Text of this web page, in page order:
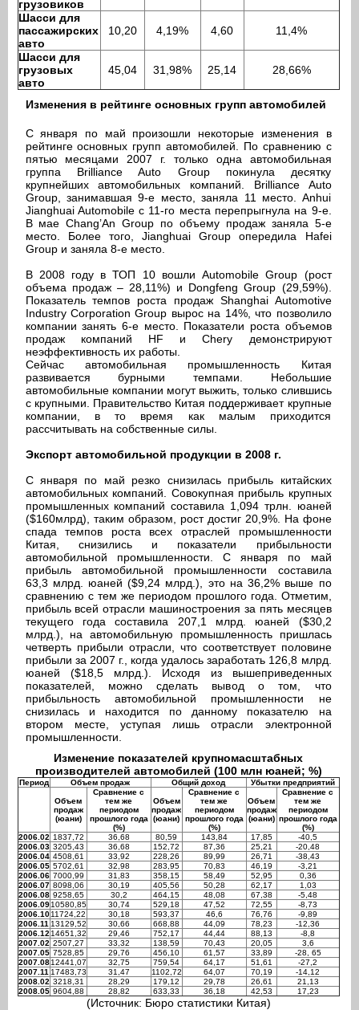
грузовиков
Шасси для
пассажирских
авто
10,20 4,19% 4,60 11,4%
Шасси для
грузовых
авто
45,04 31,98% 25,14 28,66%
Изменения в рейтинге основных групп автомобилей
С января по май произошли некоторые изменения в
рейтинге основных групп автомобилей. По сравнению с
пятью месяцами 2007 г. только одна автомобильная
группа Brilliance Auto Group покинула десятку
крупнейших автомобильных компаний. Brilliance Auto
Group, занимавшая 9-е место, заняла 11 место. Anhui
Jianghuai Automobile с 11-го места перепрыгнула на 9-е.
В мае Chang’An Group по объему продаж заняла 5-е
место. Более того, Jianghuai Group опередила Hafei
Group и заняла 8-е место.
В 2008 году в ТОП 10 вошли Automobile Group (рост
объема продаж – 28,11%) и Dongfeng Group (29,59%).
Показатель темпов роста продаж Shanghai Automotive
Industry Corporation Group вырос на 14%, что позволило
компании занять 6-е место. Показатели роста объемов
продаж компаний HF и Chery демонстрируют
неэффективность их работы.
Сейчас автомобильная промышленность Китая
развивается бурными темпами. Небольшие
автомобильные компании могут выжить, только слившись
с крупными. Правительство Китая поддерживает крупные
компании, в то время как малым приходится
рассчитывать на собственные силы.
Экспорт автомобильной продукции в 2008 г.
С января по май резко снизилась прибыль китайских
автомобильных компаний. Совокупная прибыль крупных
промышленных компаний составила 1,094 трлн. юаней
($160млрд), таким образом, рост достиг 20,9%. На фоне
спада темпов роста всех отраслей промышленности
Китая, снизились и показатели прибыльности
автомобильной промышленности. С января по май
прибыль автомобильной промышленности составила
63,3 млрд. юаней ($9,24 млрд.), это на 36,2% выше по
сравнению с тем же периодом прошлого года. Отметим,
прибыль всей отрасли машиностроения за пять месяцев
текущего года составила 207,1 млрд. юаней ($30,2
млрд.), на автомобильную промышленность пришлась
четверть прибыли отрасли, что соответствует половине
прибыли за 2007 г., когда удалось заработать 126,8 млрд.
юаней ($18,5 млрд.). Исходя из вышеприведенных
показателей, можно сделать вывод о том, что
прибыльность автомобильной промышленности не
снизилась и находится по данному показателю на
втором месте, уступая лишь отрасли электронной
промышленности.
Изменение показателей крупномасштабных
производителей автомобилей (100 млн юаней; %)
Период Объем продаж Общий доход Убытки предприятий
Объем
продаж
(юани)
Сравнение с
тем же
периодом
прошлого года
(%)
Объем
продаж
(юани)
Сравнение с
тем же
периодом
прошлого года
(%)
Объем
продаж
(юани)
Сравнение с
тем же
периодом
прошлого года
(%)
2006.02 1837,72 36,68 80,59 143,84 17,85
-40,5
2006.03 3205,43 36,68 152,72 87,36 25,21
-20,48
2006.04 4508,61 33,92 228,26 89,99 26,71
-38,43
2006.05 5702,61 32,98 283,95 70,83 46,19
-3,21
2006.06 7000,99 31,83 358,15 58,49 52,95
0,36
2006.07 8098,06 30,19 405,56 50,28 62,17
1,03
2006.08 9258,65 30,2 464,15 48,08 67,38
-5,48
2006.09 10580,85 30,74 529,18 47,52 72,55
-8,73
2006.10 11724,22 30,18 593,37 46,6 76,76
-9,89
2006.11 13129,52 30,66 668,88 44,09 78,23
-12,36
2006.12 14651,32 29,46 752,17 44,44 88,13
-8,8
2007.02 2507,27 33,32 138,59 70,43 20,05
3,6
2007.05 7528,85 29,76 456,10 61,57 33,89
-28, 65
2007.08 12441,07 32,75 759,54 64,17 51,61
-27,2
2007.11 17483,73 31,47 1102,72 64,07 70,19
-14,12
2008.02 3218,31 28,29 179,12 29,78 26,61
21,13
2008.05 9604,88 28,82 633,33 36,18 42,53 17,23
(Источник: Бюро статистики Китая)